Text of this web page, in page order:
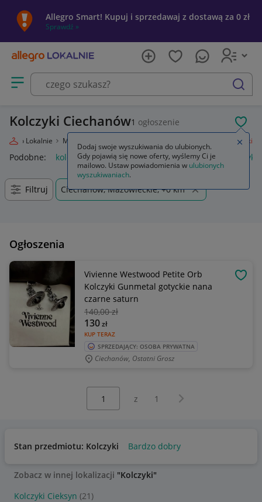
Allegro Smart! Kupuj i sprzedawaj z dostawą za 0 zł
Sprawdź »
Otwórz menu z kategoriami
szukaj
Kolczyki Ciechanów1 ogłoszenie
Allegro Lokalnie Moda Kolczyki
Podobne: kolczyki kolczyki srebrne kolczyki złote
Filtruj Ciechanów, Mazowieckie, +0 km
Ogłoszenia
Vivienne Westwood Petite Orb
Kolczyki Gunmetal gotyckie nana
czarne saturn
140,00 zł
KUP TERAZ
130zł
SPRZEDAJĄCY: OSOBA PRYWATNA
Ciechanów, Ostatni Grosz
z 1 Następna strona
Stan przedmiotu: Kolczyki Bardzo dobry
Zobacz w innej lokalizacji "Kolczyki"
Kolczyki Cieksyn (21)
Dodaj swoje wyszukiwania do ulubionych.
Gdy pojawią się nowe oferty, wyślemy Ci je
mailowo. Ustaw powiadomienia w ulubionych
wyszukiwaniach.